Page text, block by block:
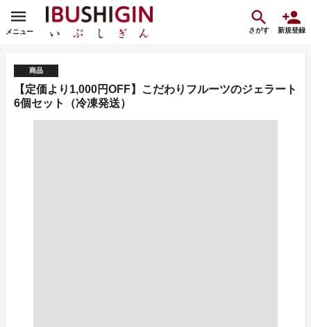
メニュー さがす 新規登録
商品
【定価より1,000円OFF】こだわりフルーツのジェラート
6個セット（冷凍発送）